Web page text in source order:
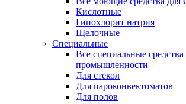
Кислотные
Гипохлорит натрия
Щелочные
Специальные
Все специальные
промышленности
Для стекол
Для пароконвектоматов
Для полов